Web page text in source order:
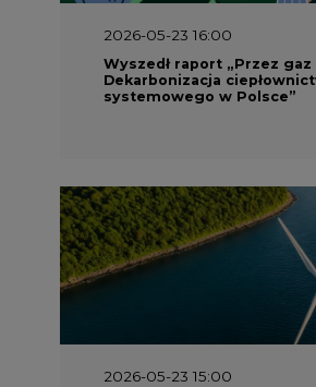
2026-05-23 16:00
Wyszedł raport „Przez gaz
Dekarbonizacja
systemowego w Polsce”
2026-05-23 15:00